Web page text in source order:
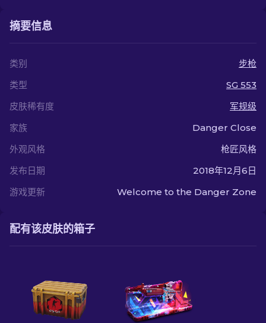
摘要信息
类别
步枪
类型
SG 553
皮肤稀有度
军规级
家族
Danger Close
外观风格
枪匠风格
发布日期
2018年12月6日
游戏更新
Welcome to the Danger Zone
配有该皮肤的箱子